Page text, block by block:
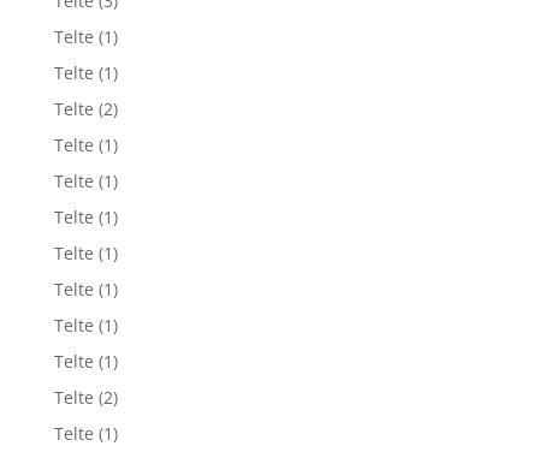
Telte (1)
Telte (1)
Telte (2)
Telte (1)
Telte (1)
Telte (1)
Telte (1)
Telte (1)
Telte (1)
Telte (1)
Telte (2)
Telte (1)